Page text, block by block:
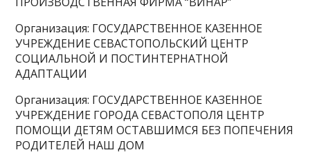
Организация: ГОСУДАРСТВЕННОЕ КАЗЕННОЕ
УЧРЕЖДЕНИЕ СЕВАСТОПОЛЬСКИЙ ЦЕНТР
СОЦИАЛЬНОЙ И ПОСТИНТЕРНАТНОЙ
АДАПТАЦИИ
Организация: ГОСУДАРСТВЕННОЕ КАЗЕННОЕ
УЧРЕЖДЕНИЕ ГОРОДА СЕВАСТОПОЛЯ ЦЕНТР
ПОМОЩИ ДЕТЯМ ОСТАВШИМСЯ БЕЗ ПОПЕЧЕНИЯ
РОДИТЕЛЕЙ НАШ ДОМ